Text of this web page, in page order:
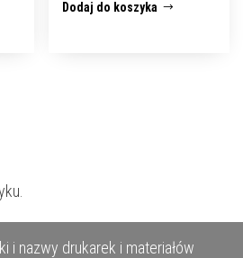
Dodaj do koszyka
i nazwy drukarek i materiałów